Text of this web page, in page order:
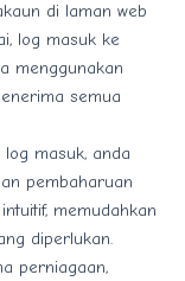
di laman web
log masuk ke
menggunakan
semua
log masuk, anda
pembaharuan
memudahkan
diperlukan.
perniagaan,